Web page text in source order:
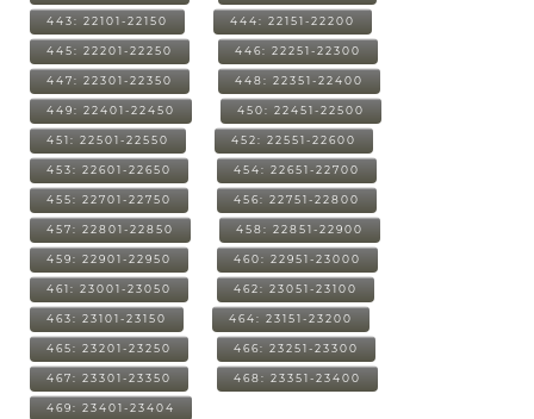
443: 22101-22150 444: 22151-22200
445: 22201-22250 446: 22251-22300
447: 22301-22350 448: 22351-22400
449: 22401-22450 450: 22451-22500
451: 22501-22550 452: 22551-22600
453: 22601-22650 454: 22651-22700
455: 22701-22750 456: 22751-22800
457: 22801-22850 458: 22851-22900
459: 22901-22950 460: 22951-23000
461: 23001-23050 462: 23051-23100
463: 23101-23150 464: 23151-23200
465: 23201-23250 466: 23251-23300
467: 23301-23350 468: 23351-23400
469: 23401-23404